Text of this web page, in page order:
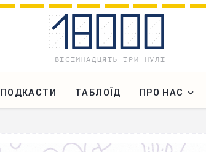
ПОДКАСТИ ТАБЛОЇД ПРО НАС